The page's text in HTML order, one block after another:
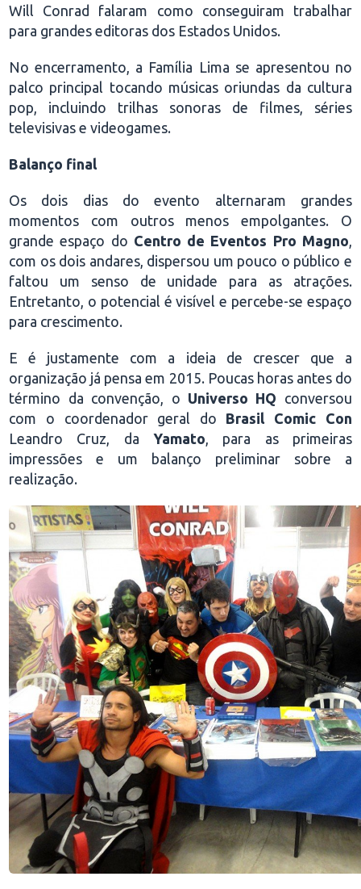
Will Conrad falaram como conseguiram trabalhar
para grandes editoras dos Estados Unidos.
No encerramento, a Família Lima se apresentou no
palco principal tocando músicas oriundas da cultura
pop, incluindo trilhas sonoras de filmes, séries
televisivas e videogames.
Balanço final
Os dois dias do evento alternaram grandes
momentos com outros menos empolgantes. O
grande espaço do Centro de Eventos Pro Magno
com os dois andares, dispersou um pouco o público e
faltou um senso de unidade para as atrações.
Entretanto, o potencial é visível e percebe-se espaço
para crescimento.
E é justamente com a ideia de crescer que a
organização já pensa em 2015. Poucas horas antes do
término da convenção, o Universo HQ conversou
com o coordenador geral do Brasil Comic Con
Leandro Cruz, da Yamato , para as primeiras
impressões e um balanço preliminar sobre a
realização.